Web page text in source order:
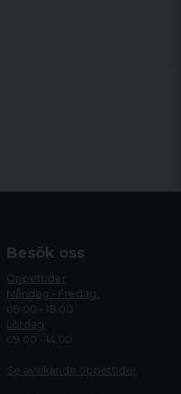
Besök oss
Öppettider
Måndag - Fredag:
09.00 - 18.00
Lördag:
09.00 - 14.00
Se avvikande öppettider